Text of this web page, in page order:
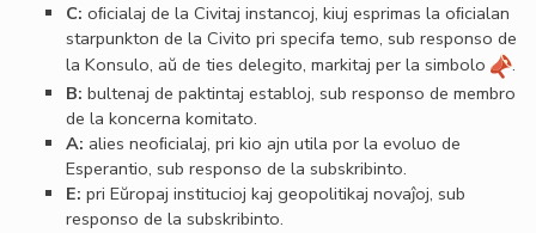
C: oﬁcialaj de la Civitaj instancoj, kiuj esprimas la oﬁcialan
starpunkton de la Civito pri specifa temo, sub responso de
la Konsulo, aŭ de ties delegito, markitaj per la simbolo
.
B: bultenaj de paktintaj establoj, sub responso de membro
de la koncerna komitato.
A: alies neoﬁcialaj, pri kio ajn utila por la evoluo de
Esperantio, sub responso de la subskribinto.
E: pri Eŭropaj institucioj kaj geopolitikaj novaĵoj, sub
responso de la subskribinto.